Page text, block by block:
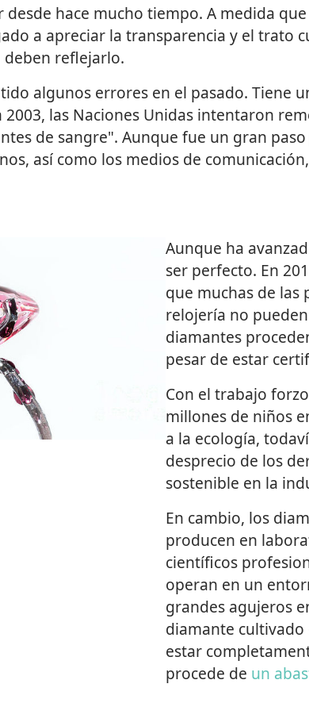
hace mucho tiempo. A medida
a apreciar la transparencia y el trato
deben reflejarlo.
algunos errores en el pasado. Tiene
las Naciones Unidas intentaron
de sangre". Aunque fue un gran
así como los medios de
Aunque ha
ser perfecto. En
que muchas de las
relojería no
diamantes
pesar de estar
Con el trabajo
millones de niños
a la ecología,
desprecio de los
sostenible en la
En cambio, los
producen en
científicos
operan en un
grandes agujeros
diamante
estar
procede de un